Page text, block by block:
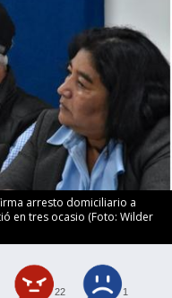
arresto domiciliario a
en tres ocasio (Foto: Wilder
22 1